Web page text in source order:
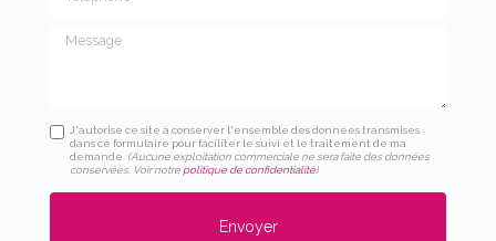
Message
J'autorise ce site à conserver l'ensemble des données transmises
dans ce formulaire pour faciliter le suivi et le traitement de ma
demande. (Aucune exploitation commerciale ne sera faite des données
conservées. Voir notre politique de confidentialité)